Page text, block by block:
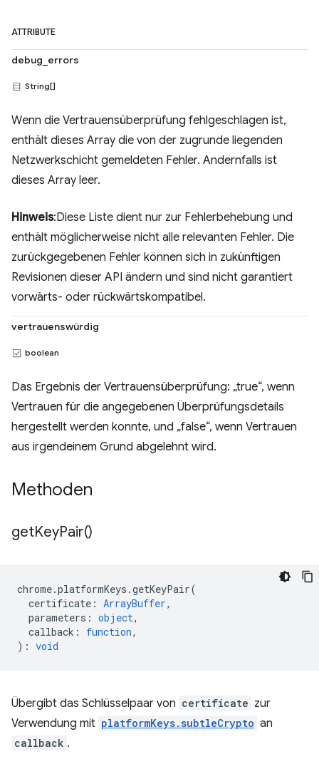
ATTRIBUTE
debug_errors
String[]
Wenn die Vertrauensüberprüfung fehlgeschlagen ist,
enthält dieses Array die von der zugrunde liegenden
Netzwerkschicht gemeldeten Fehler. Andernfalls ist
dieses Array leer.
Hinweis:Diese Liste dient nur zur Fehlerbehebung und
enthält möglicherweise nicht alle relevanten Fehler. Die
zurückgegebenen Fehler können sich in zukünftigen
Revisionen dieser API ändern und sind nicht garantiert
vorwärts- oder rückwärtskompatibel.
vertrauenswürdig
boolean
Das Ergebnis der Vertrauensüberprüfung: „true“, wenn
Vertrauen für die angegebenen Überprüfungsdetails
hergestellt werden konnte, und „false“, wenn Vertrauen
aus irgendeinem Grund abgelehnt wird.
Methoden
getKeyPair()
chrome.platformKeys .getKeyPair(
certificate : ArrayBuffer,
parameters : object,
callback : function,
) : void
Übergibt das Schlüsselpaar von certificate zur
Verwendung mit platformKeys.subtleCrypto an
callback .